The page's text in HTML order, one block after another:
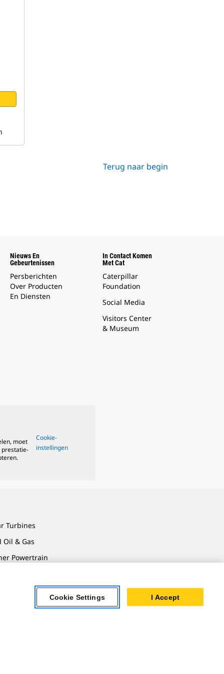
Terug naar begin
Nieuws En
Gebeurtenissen
Persberichten
Over Producten
En Diensten
In Contact Komen
Met Cat
Caterpillar
Foundation
Social Media
Visitors Center
& Museum
moet
prestatie-
Cookie-
instellingen
Turbines
Oil & Gas
Powertrain
Cookie Settings I Accept